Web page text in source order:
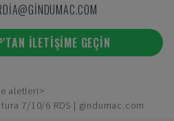
ILETIŞIME GEÇIN
aletleri
7/10/6 RDS | gindumac.com